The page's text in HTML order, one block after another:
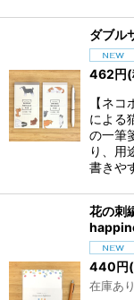
ダブル
462円
【ネ
による
の一筆
り、用
書きや
花の刺
440円
在庫あり